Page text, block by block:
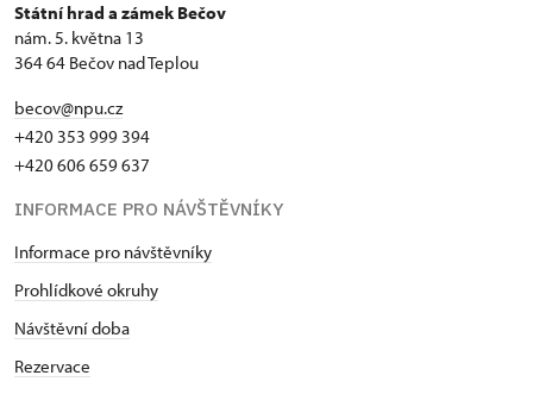
Státní hrad a zámek Bečov
nám. 5. května 13
364 64 Bečov nad Teplou
becov@npu.cz
+420 353 999 394
+420 606 659 637
INFORMACE PRO NÁVŠTĚVNÍKY
Informace pro návštěvníky
Prohlídkové okruhy
Návštěvní doba
Rezervace